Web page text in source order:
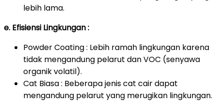
lebih lama.
e. Efisiensi Lingkungan :
Powder Coating : Lebih ramah lingkungan karena
tidak mengandung pelarut dan VOC (senyawa
organik volatil).
Cat Biasa : Beberapa jenis cat cair dapat
mengandung pelarut yang merugikan lingkungan.